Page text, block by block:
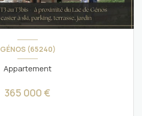
GÉNOS (65240)
Appartement
365 000 €